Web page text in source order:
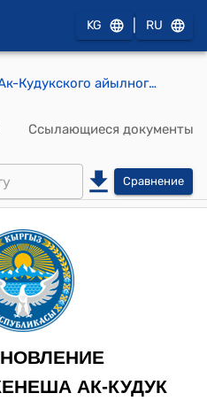
KG RU
Постановление Ак-Кудукского айылного кенеша от 7 февраля 2025 года № 22/V-29 "О даче согласия на передачу земельного участка в оперативное управление ио даче согласия на перевод (трансформацию) земельных участков"
Ссылающиеся документы
Сравнение